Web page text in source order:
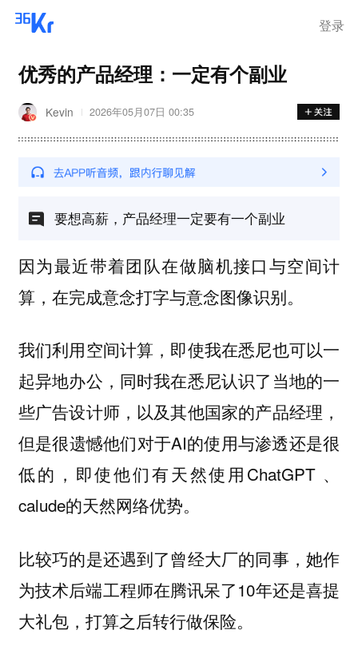
登录
优秀的产品经理：一定有个副业
Kevin 2026年05月07日 00:35
要想高薪，产品经理一定要有一个副业
因为最近带着团队在做脑机接口与空间计
算，在完成意念打字与意念图像识别。
我们利用空间计算，即使我在悉尼也可以一
起异地办公，同时我在悉尼认识了当地的一
些广告设计师，以及其他国家的产品经理，
但是很遗憾他们对于AI的使用与渗透还是很
低的，即使他们有天然使用ChatGPT 、
calude的天然网络优势。
比较巧的是还遇到了曾经大厂的同事，她作
为技术后端工程师在腾讯呆了10年还是喜提
大礼包，打算之后转行做保险。